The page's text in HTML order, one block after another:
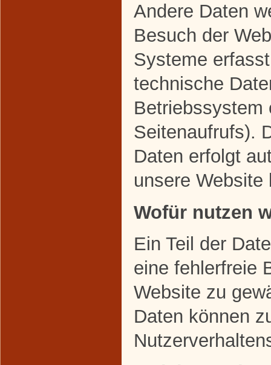
Andere Daten
Besuch der
Systeme
technische
Betriebssystem
Seitenaufrufs).
Daten erfolgt
unsere Website
Wofür nutzen
Ein Teil der
eine fehlerfreie
Website zu
Daten können